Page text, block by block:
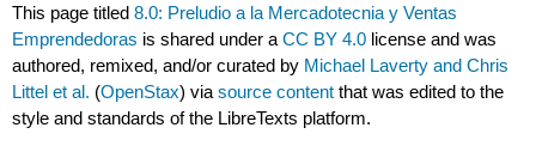
This page titled8.0: Preludio a la Mercadotecnia y Ventas
Emprendedoras is shared under aCC BY 4.0 license and was
authored, remixed, and/or curated by Michael Laverty and Chris
Littel et al. (OpenStax) viasource content that was edited to the
style and standards of the LibreTexts platform.